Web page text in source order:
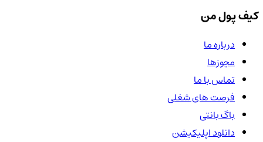
کیف پول من
درباره ما
مجوزها
تماس با ما
فرصت های شغلی
باگ بانتی
دانلود اپلیکیشن